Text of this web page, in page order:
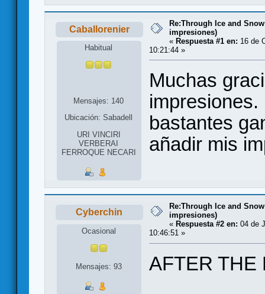
Caballorenier
Habitual
Mensajes: 140
Ubicación: Sabadell
URI VINCIRI
VERBERAI
FERROQUE NECARI
Re:Through Ice and
impresiones)
« Respuesta #1 en: 16 de
10:21:44 »
Muchas
bastantes
añadir mis
Cyberchin
Ocasional
Mensajes: 93
Re:Through Ice and
impresiones)
« Respuesta #2 en: 04 de
10:46:51 »
AFTER THE